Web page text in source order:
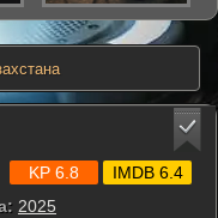
2025
KP 6.8 IMDB 6.4